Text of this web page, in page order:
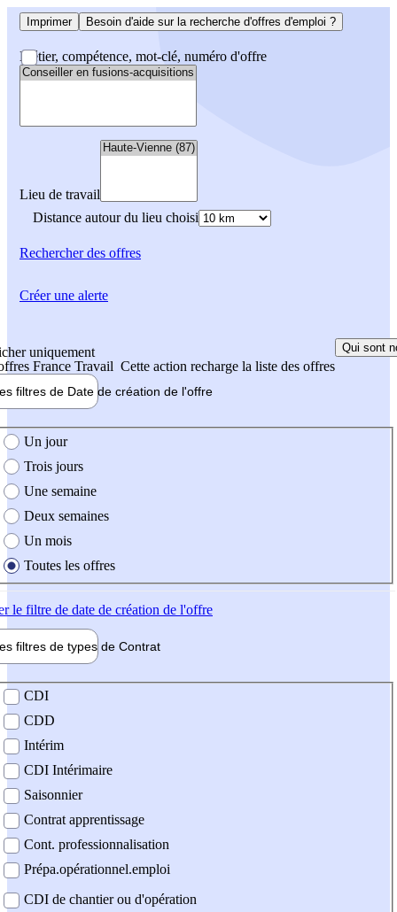
Imprimer Besoin d'aide sur la recherche d'offres d'emploi ?
Métier, compétence, mot-clé, numéro d'offre
Lieu de travail
Distance autour du lieu choisi
Rechercherdes offres
uniquement
France Travail Cette action recharge la liste des offres
Qui sont
filtres de Date de création de l'offre
création de l'offre
Un jour
Trois jours
Une semaine
Deux semaines
Un mois
Toutes les offres
le filtre de date de création de l'offre
filtres de types de Contrat
contrat
CDI
CDD
Intérim
CDI Intérimaire
Saisonnier
Contrat apprentissage
Cont. professionnalisation
Prépa.opérationnel.emploi
CDI de chantier ou d'opération
Créer une alerte